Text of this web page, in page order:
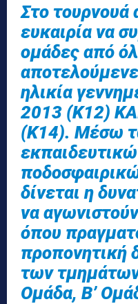
Στο τουρνουά
ευκαιρία να
ομάδες από
ηλικία
2013 (Κ12)
(Κ14). Μέσω
δίνεται η
να
όπου
προπονητική
των
Ομάδα, Β’